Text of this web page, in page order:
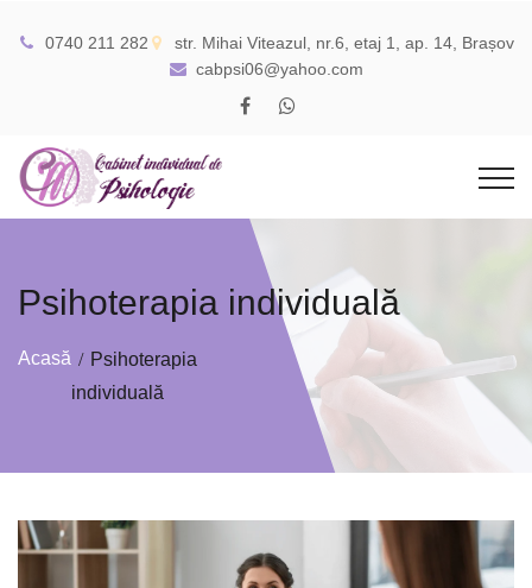
0740 211 282
str. Mihai Viteazul, nr.6, etaj 1, ap. 14, Brașov
cabpsi06@yahoo.com
Psihoterapia individuală
Acasă
Psihoterapia
individuală